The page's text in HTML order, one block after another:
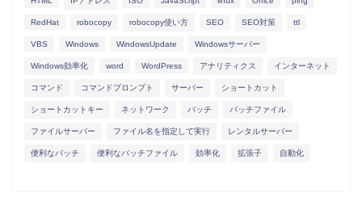
RedHat robocopy robocopy使い方 SEO SEO対策 ttl
VBS Windows WindowsUpdate Windowsサーバー
Windows効率化 word WordPress アナリティクス インターネット
コマンド コマンドプロンプト サーバー ショートカット
ショートカットキー ネットワーク バッチ バッチファイル
ファイルサーバー ファイル名を指定して実行 レンタルサーバー
便利なバッチ 便利なバッチファイル 効率化 拡張子 自動化